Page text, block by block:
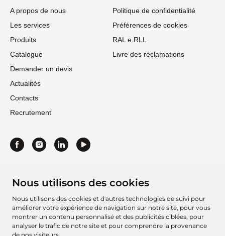
Nous utilisons des cookies
Nous utilisons des cookies et d'autres technologies de suivi pour
améliorer votre expérience de navigation sur notre site, pour vous
montrer un contenu personnalisé et des publicités ciblées, pour
analyser le trafic de notre site et pour comprendre la provenance
A propos de nous
Les services
Produits
Catalogue
Demander un devis
Actualités
Contacts
Recrutement
Politique de confidentialité
Préférences de cookies
RAL e RLL
Livre des réclamations